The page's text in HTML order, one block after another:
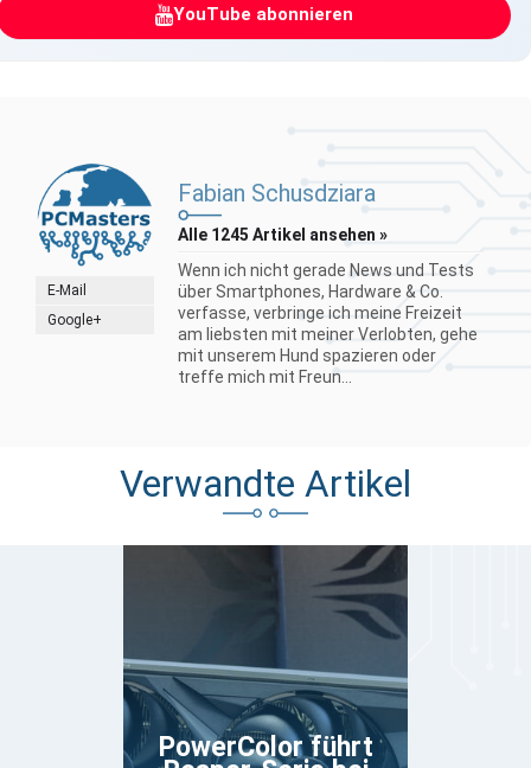
YouTube abonnieren
E-Mail
Google+
Fabian Schusdziara
Alle 1245 Artikel ansehen »
Wenn ich nicht gerade News und Tests
über Smartphones, Hardware & Co.
verfasse, verbringe ich meine Freizeit
am liebsten mit meiner Verlobten, gehe
mit unserem Hund spazieren oder
treffe mich mit Freun...
Verwandte Artikel
PowerColor führt